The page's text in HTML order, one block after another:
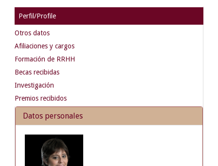
Perfil/Profile
Otros datos
Afiliaciones y cargos
Formación de RRHH
Becas recibidas
Investigación
Premios recibidos
Datos personales